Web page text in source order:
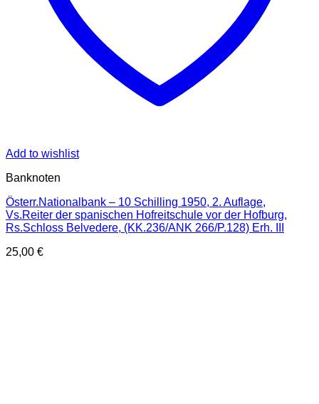
Add to wishlist
Banknoten
Österr.Nationalbank – 10 Schilling 1950, 2. Auflage,
Vs.Reiter der spanischen Hofreitschule vor der Hofburg,
Rs.Schloss Belvedere, (KK.236/ANK 266/P.128) Erh. III
25,00 €